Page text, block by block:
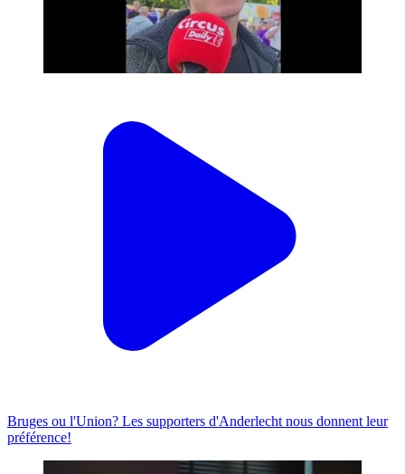
Bruges ou l'Union? Les supporters d'Anderlecht nous donnent leur
préférence!